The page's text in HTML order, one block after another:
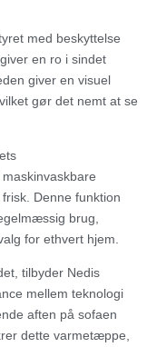
med beskyttelse
en ro i sindet
giver en visuel
gør det nemt at se
Denne funktion
brug,
for ethvert hjem.
tilbyder Nedis
mellem teknologi
aften på sofaen
dette varmetæppe,